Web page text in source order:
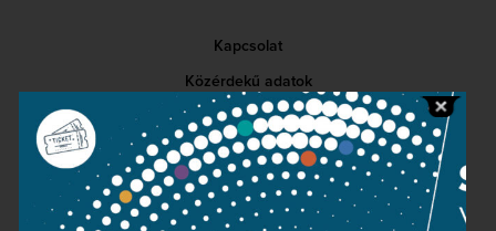
Kapcsolat
Közérdekű adatok
Sajtószoba
Adatvédelem
Impresszum